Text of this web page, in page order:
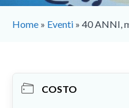
Home » Eventi » 40 ANNI,
COSTO